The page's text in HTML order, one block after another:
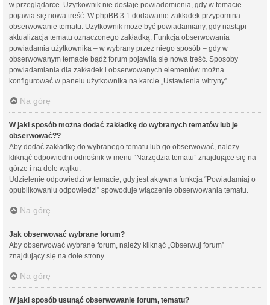
w przeglądarce. Użytkownik nie dostaje powiadomienia, gdy w temacie
pojawia się nowa treść. W phpBB 3.1 dodawanie zakładek przypomina
obserwowanie tematu. Użytkownik może być powiadamiany, gdy nastąpi
aktualizacja tematu oznaczonego zakładką. Funkcja obserwowania
powiadamia użytkownika – w wybrany przez niego sposób – gdy w
obserwowanym temacie bądź forum pojawiła się nowa treść. Sposoby
powiadamiania dla zakładek i obserwowanych elementów można
konfigurować w panelu użytkownika na karcie „Ustawienia witryny”.
Na górę
W jaki sposób można dodać zakładkę do wybranych tematów lub je
obserwować??
Aby dodać zakładkę do wybranego tematu lub go obserwować, należy
kliknąć odpowiedni odnośnik w menu “Narzędzia tematu” znajdujące się na
górze i na dole wątku.
Udzielenie odpowiedzi w temacie, gdy jest aktywna funkcja “Powiadamiaj o
opublikowaniu odpowiedzi” spowoduje włączenie obserwowania tematu.
Na górę
Jak obserwować wybrane forum?
Aby obserwować wybrane forum, należy kliknąć „Obserwuj forum”
znajdujący się na dole strony.
Na górę
W jaki sposób usunąć obserwowanie forum, tematu?